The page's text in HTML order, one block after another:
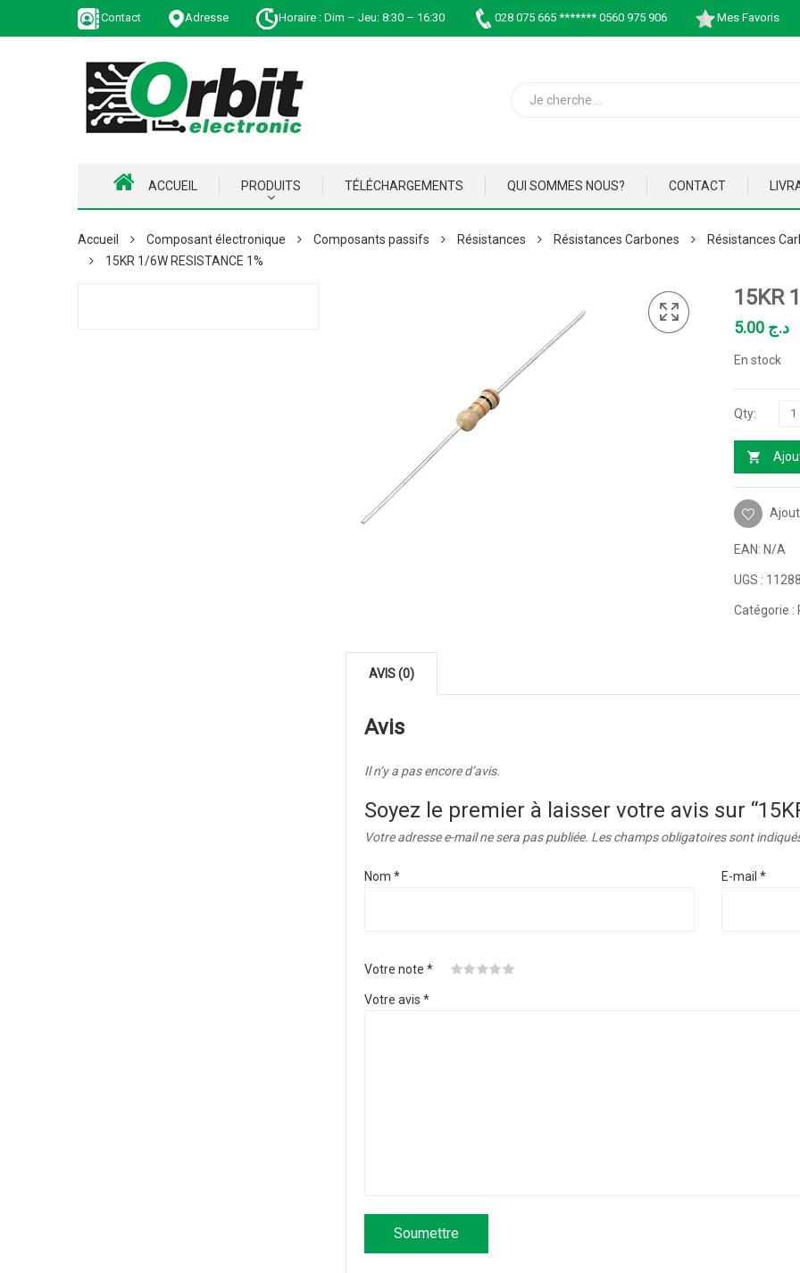
Contact Adresse Horaire : Dim – Jeu: 8:30 – 16:30 028 075 665 ******* 0560 975 906 Mes Favoris
ACCUEIL PRODUITS TÉLÉCHARGEMENTS QUI SOMMES NOUS? CONTACT
Accueil Composant électronique Composants passifs Résistances Résistances Carbones Résistances
15KR 1/6W RESISTANCE 1%
15KR
د.ج
En stock
EAN: N/A
UGS : 11288
Catégorie :
AVIS (0)
Avis
Il n’y a pas encore d’avis.
Soyez le premier à laisser votre avis sur
Votre adresse e-mail ne sera pas publiée. Les champs obligatoires sont
Nom * E-mail *
Votre note *
Votre avis *